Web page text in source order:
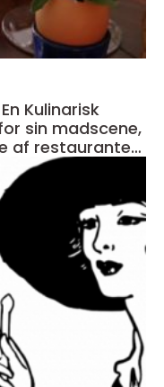
Kulinarisk
sin madscene,
af restauranter,